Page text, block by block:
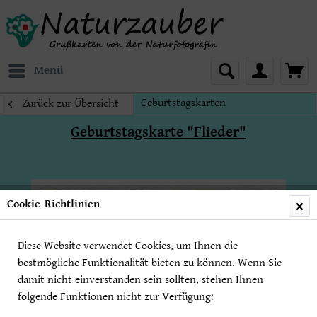
Menü
Zurück zur Übersicht Geburtstagskarten
Geburtstagskarte "Flieder"
Cookie-Richtlinien
Diese Website verwendet Cookies, um Ihnen die
bestmögliche Funktionalität bieten zu können. Wenn Sie
damit nicht einverstanden sein sollten, stehen Ihnen
folgende Funktionen nicht zur Verfügung: